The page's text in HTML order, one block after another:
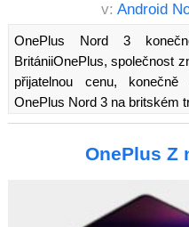
v: Android
OnePlus Nord 3
BritániiOnePlus, společnost
přijatelnou cenu,
OnePlus Nord 3 na britském
OnePlus Z